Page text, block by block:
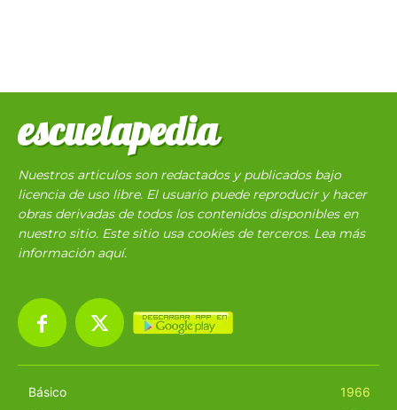
escuelapedia
Nuestros articulos son redactados y publicados bajo
licencia de uso libre. El usuario puede reproducir y hacer
obras derivadas de todos los contenidos disponibles en
nuestro sitio. Este sitio usa cookies de terceros. Lea más
información aquí.
Básico
1966